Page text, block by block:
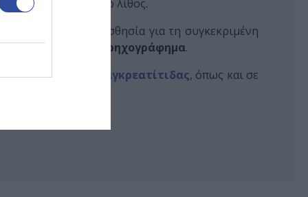
είναι εμφανής και ο λίθος.
πολύ ψηλή ευαισθησία για τη συγκεκριμένη
ενδοσκοπικό υπερηχογράφημα.
στην περίπτωση παγκρεατίτιδας, όπως και σε